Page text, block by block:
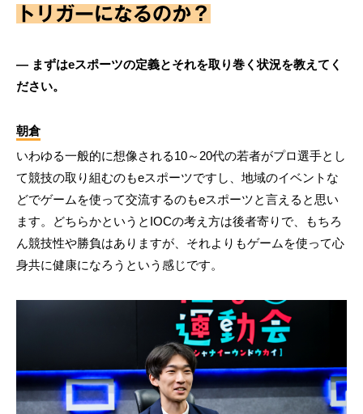
トリガーになるのか？
― まずはeスポーツの定義とそれを取り巻く状況を教えてく
ださい。
朝倉
いわゆる一般的に想像される10～20代の若者がプロ選手とし
て競技の取り組むのもeスポーツですし、地域のイベントな
どでゲームを使って交流するのもeスポーツと言えると思い
ます。どちらかというとIOCの考え方は後者寄りで、もちろ
ん競技性や勝負はありますが、それよりもゲームを使って心
身共に健康になろうという感じです。